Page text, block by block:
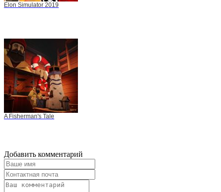
Elon Simulator 2019
A Fisherman's Tale
Добавить комментарий